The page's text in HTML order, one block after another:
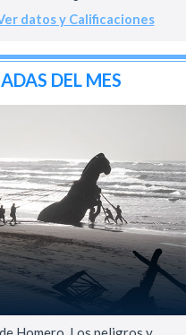
datos y Calificaciones
DEL MES